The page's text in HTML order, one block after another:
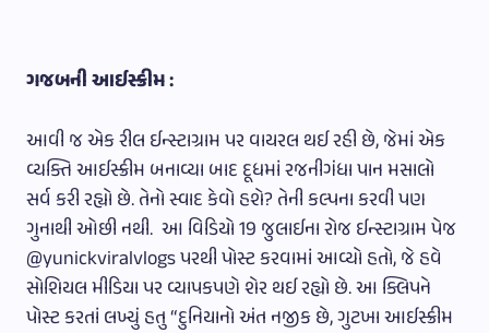
ગજબની આઈસ્ક્રીમ :
આવી જ એક રીલ ઈન્સ્ટાગ્રામ પર વાયરલ થઈ રહી છે, જેમાં એક
વ્યક્તિ આઈસ્ક્રીમ બનાવ્યા બાદ દૂધમાં રજનીગંધા પાન મસાલો
સર્વ કરી રહ્યો છે. તેનો સ્વાદ કેવો હશે? તેની કલ્પના કરવી પણ
ગુનાથી ઓછી નથી. આ વિડિયો 19 જુલાઈના રોજ ઈન્સ્ટાગ્રામ પેજ
@yunickviralvlogs પરથી પોસ્ટ કરવામાં આવ્યો હતો, જે હવે
સોશિયલ મીડિયા પર વ્યાપકપણે શેર થઈ રહ્યો છે. આ ક્લિપને
પોસ્ટ કરતાં લખ્યું હતુ “દુનિયાનો અંત નજીક છે, ગુટખા આઈસ્ક્રીમ